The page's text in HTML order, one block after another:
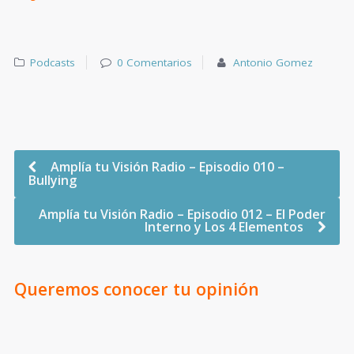
Podcasts 0 Comentarios Antonio Gomez
Amplía tu Visión Radio – Episodio 010 –
Bullying
Amplía tu Visión Radio – Episodio 012 – El Poder
Interno y Los 4 Elementos
Queremos conocer tu opinión